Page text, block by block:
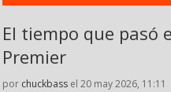
El tiempo que pasó
Premier
por chuckbass el 20 may 2026, 11:11